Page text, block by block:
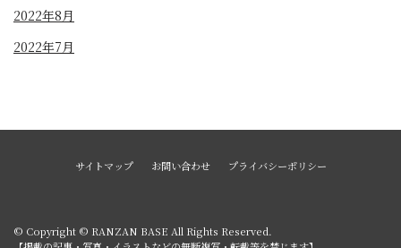
2022年8月
2022年7月
サイトマップ お問い合わせ プライバシーポリシー
© Copyright © RANZAN BASE All Rights Reserved.